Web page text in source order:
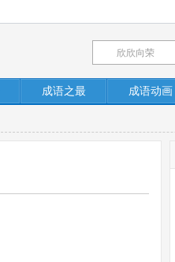
成语之最 成语动画